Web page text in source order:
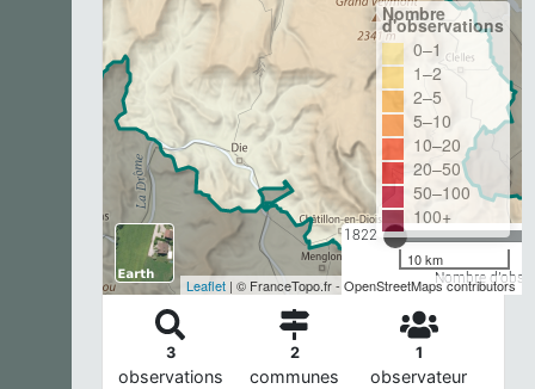
1822
Nombre
Nombre
d'observations
0–1
1–2
2–5
5–10
10–20
20–50
50–100
100+
10 km
Leaflet | © FranceTopo.fr - OpenStreetMaps contributors
3
observations
2
communes
1
observateur